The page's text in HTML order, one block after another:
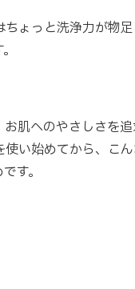
ょっと洗浄力が物
肌へのやさしさを
使い始めてから、こ
す。